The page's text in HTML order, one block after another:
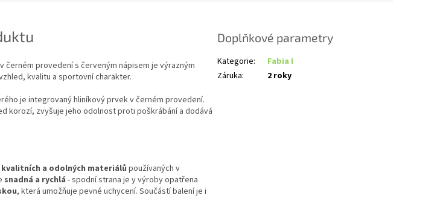
černém provedení s červeným nápisem je výrazným
kvalitu a sportovní charakter.
je integrovaný hliníkový prvek v černém provedení.
korozí, zvyšuje jeho odolnost proti poškrábání a dodává
kvalitních a odolných materiálů používaných v
snadná a rychlá - spodní strana je y výroby opatřena
, která umožňuje pevné uchycení. Součástí balení je i
Doplňkové parametry
Kategorie:
Fabia I
Záruka: 2 roky